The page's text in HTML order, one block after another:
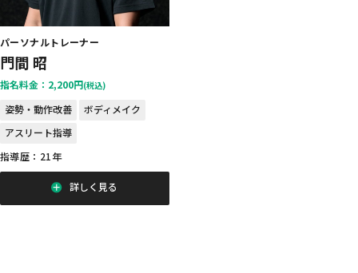
パーソナルトレーナー
門間 昭
指名料金：2,200円(税込)
姿勢・動作改善
ボディメイク
アスリート指導
指導歴：21年
詳しく見る